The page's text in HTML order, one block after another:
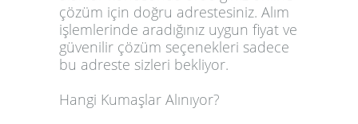
çözüm için doğru adrestesiniz. Alım
işlemlerinde aradığınız uygun fiyat ve
güvenilir çözüm seçenekleri sadece
bu adreste sizleri bekliyor.
Hangi Kumaşlar Alınıyor?